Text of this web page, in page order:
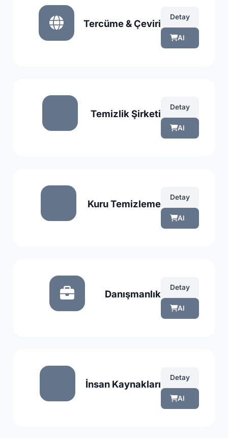
Tercüme & Çeviri
Detay
Al
Temizlik Şirketi
Detay
Al
Kuru Temizleme
Detay
Al
Danışmanlık
Detay
Al
İnsan Kaynakları
Detay
Al